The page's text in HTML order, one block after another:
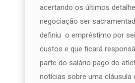
acertando os últimos
negociação ser
definiu o empréstimo por
custos e que ficará
parte do salário pago do
notícias sobre uma cláusula